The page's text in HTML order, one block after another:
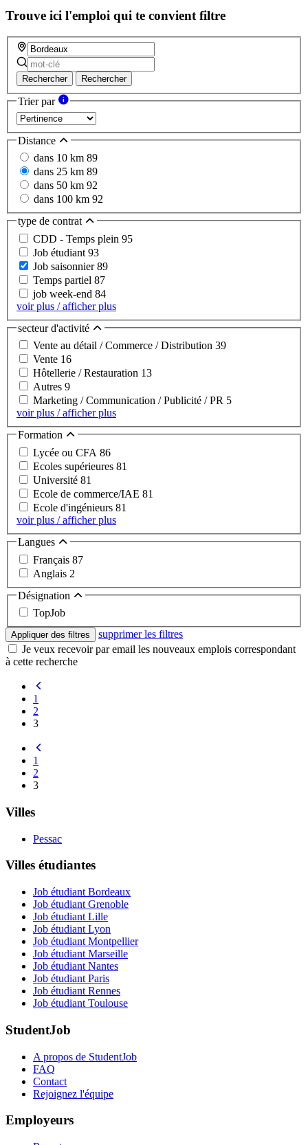
Trouve ici l'emploi qui te convient filtre
Rechercher Rechercher
Trier par
Distance
dans 10 km 89
dans 25 km 89
dans 50 km 92
dans 100 km 92
type de contrat
CDD - Temps plein 95
Job étudiant 93
Job saisonnier89
Temps partiel 87
job week-end 84
voir plus / afficher plus
secteur d'activité
Vente au détail / Commerce / Distribution 39
Vente 16
Hôtellerie / Restauration 13
Autres 9
Marketing / Communication / Publicité / PR 5
voir plus / afficher plus
Formation
Lycée ou CFA 86
Ecoles supérieures 81
Université 81
Ecole de commerce/IAE 81
Ecole d'ingénieurs 81
voir plus / afficher plus
Langues
Français 87
Anglais 2
Désignation
TopJob
Appliquer des filtres
supprimer les filtres
Je veux recevoir par email les nouveaux emplois correspondant
à cette recherche
1
2
3
1
2
3
Villes
Pessac
Villes étudiantes
Job étudiant Bordeaux
Job étudiant Grenoble
Job étudiant Lille
Job étudiant Lyon
Job étudiant Montpellier
Job étudiant Marseille
Job étudiant Nantes
Job étudiant Paris
Job étudiant Rennes
Job étudiant Toulouse
StudentJob
A propos de StudentJob
FAQ
Contact
Rejoignez l'équipe
Employeurs